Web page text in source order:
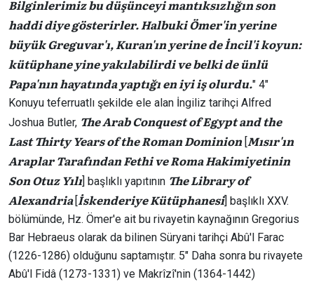
Bilginlerimiz bu düşünceyi mantıksızlığın son
haddi diye gösterirler. Halbuki Ömer'in yerine
büyük Greguvar'ı, Kuran'ın yerine de İncil'i koyun:
kütüphane yine yakılabilirdi ve belki de ünlü
Papa'nın hayatında yaptığı en iyi iş olurdu." 4″
Konuyu teferruatlı şekilde ele alan İngiliz tarihçi Alfred
Joshua Butler, The Arab Conquest of Egypt and the
Last Thirty Years of the Roman Dominion[Mısır'ın
Araplar Tarafından Fethi ve Roma Hakimiyetinin
Son Otuz Yılı] başlıklı yapıtının The Library of
Alexandria [İskenderiye Kütüphanesi] başlıklı XXV.
bölümünde, Hz. Ömer'e ait bu rivayetin kaynağının Gregorius
Bar Hebraeus olarak da bilinen Süryani tarihçi Abû'l Farac
(1226-1286) olduğunu saptamıştır. 5″ Daha sonra bu rivayete
Abû'l Fidâ (1273-1331) ve Makrîzî'nin (1364-1442)